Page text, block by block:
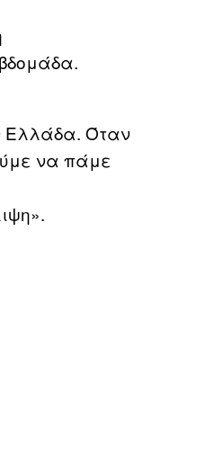
Ελλάδα. Όταν
να πάμε